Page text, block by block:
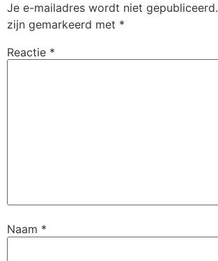
Je e-mailadres wordt niet gepubliceerd.
zijn gemarkeerd met *
Reactie *
Naam *